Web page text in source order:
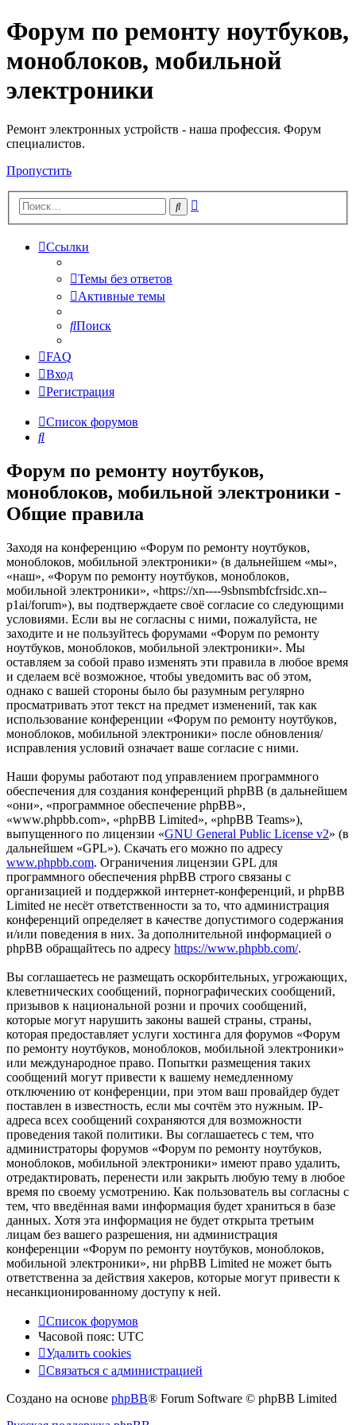
Регистрация
Форум по ремонту ноутбуков,
моноблоков, мобильной
электроники
Ремонт электронных устройств - наша профессия. Форум
специалистов.
Пропустить
Поиск
Ссылки
Темы без ответов
Активные темы
Поиск
FAQ
Вход
Регистрация
Список форумов
Поиск
Форум по ремонту ноутбуков,
моноблоков, мобильной электроники -
Общие правила
Заходя на конференцию «Форум по ремонту ноутбуков,
моноблоков, мобильной электроники» (в дальнейшем «мы»,
«наш», «Форум по ремонту ноутбуков, моноблоков,
мобильной электроники», «https://xn----9sbnsmbfcfrsidc.xn--
p1ai/forum»), вы подтверждаете своё согласие со следующими
условиями. Если вы не согласны с ними, пожалуйста, не
заходите и не пользуйтесь форумами «Форум по ремонту
ноутбуков, моноблоков, мобильной электроники». Мы
оставляем за собой право изменять эти правила в любое время
и сделаем всё возможное, чтобы уведомить вас об этом,
однако с вашей стороны было бы разумным регулярно
просматривать этот текст на предмет изменений, так как
использование конференции «Форум по ремонту ноутбуков,
моноблоков, мобильной электроники» после обновления/
исправления условий означает ваше согласие с ними.
Наши форумы работают под управлением программного
обеспечения для создания конференций phpBB (в дальнейшем
«они», «программное обеспечение phpBB»,
«www.phpbb.com», «phpBB Limited», «phpBB Teams»),
выпущенного по лицензии «GNU General Public License v2» (в
дальнейшем «GPL»). Скачать его можно по адресу
www.phpbb.com. Ограничения лицензии GPL для
программного обеспечения phpBB строго связаны с
организацией и поддержкой интернет-конференций, и phpBB
Limited не несёт ответственности за то, что администрация
конференций определяет в качестве допустимого содержания
и/или поведения в них. За дополнительной информацией о
phpBB обращайтесь по адресу https://www.phpbb.com/.
Вы соглашаетесь не размещать оскорбительных, угрожающих,
клеветнических сообщений, порнографических сообщений,
призывов к национальной розни и прочих сообщений,
которые могут нарушить законы вашей страны, страны,
которая предоставляет услуги хостинга для форумов «Форум
по ремонту ноутбуков, моноблоков, мобильной электроники»
или международное право. Попытки размещения таких
сообщений могут привести к вашему немедленному
отключению от конференции, при этом ваш провайдер будет
поставлен в известность, если мы сочтём это нужным. IP-
адреса всех сообщений сохраняются для возможности
проведения такой политики. Вы соглашаетесь с тем, что
администраторы форумов «Форум по ремонту ноутбуков,
моноблоков, мобильной электроники» имеют право удалить,
отредактировать, перенести или закрыть любую тему в любое
время по своему усмотрению. Как пользователь вы согласны с
тем, что введённая вами информация будет храниться в базе
данных. Хотя эта информация не будет открыта третьим
лицам без вашего разрешения, ни администрация
конференции «Форум по ремонту ноутбуков, моноблоков,
мобильной электроники», ни phpBB Limited не может быть
ответственна за действия хакеров, которые могут привести к
несанкционированному доступу к ней.
Список форумов
Часовой пояс: UTC
Удалить cookies
Связаться
администрацией
Связаться с администрацией
Создано на основе phpBB® Forum Software © phpBB Limited